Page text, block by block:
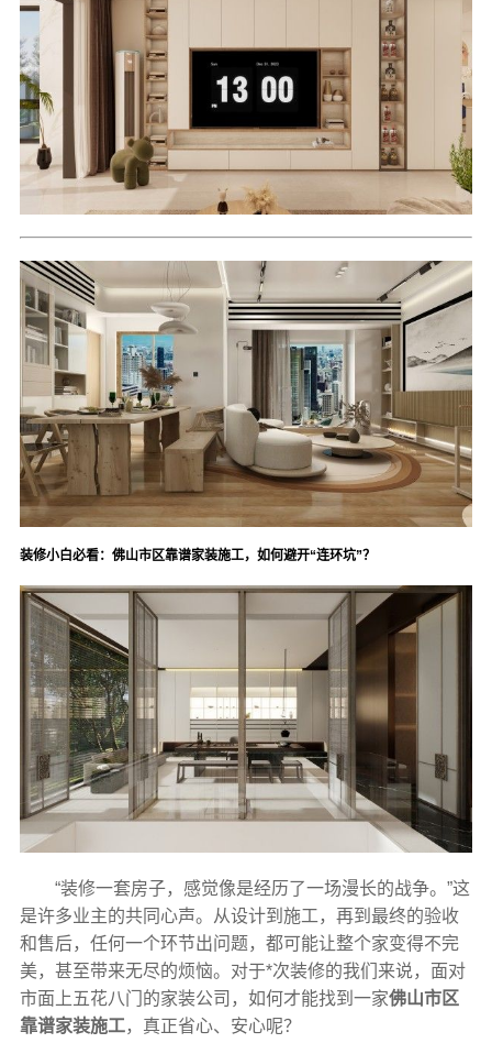
装修小白必看：佛山市区靠谱家装施工，如何避开“连环坑”？
“装修一套房子，感觉像是经历了一场漫长的战争。”这
是许多业主的共同心声。从设计到施工，再到最终的验收
和售后，任何一个环节出问题，都可能让整个家变得不完
美，甚至带来无尽的烦恼。对于*次装修的我们来说，面对
市面上五花八门的家装公司，如何才能找到一家佛山市区
靠谱家装施工，真正省心、安心呢？